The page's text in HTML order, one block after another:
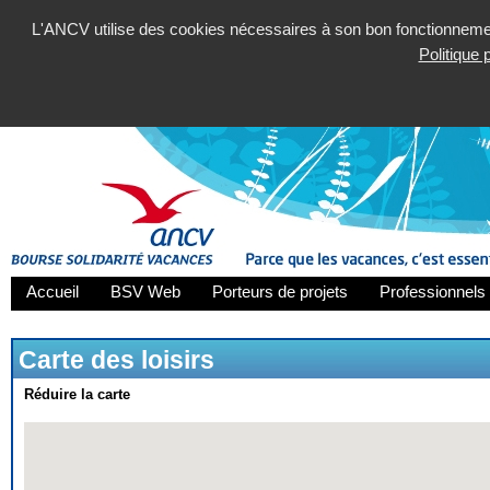
L'ANCV utilise des cookies nécessaires à son bon
Politique
Accueil BSV Web Porteurs de projets
Carte des loisirs
Réduire la carte